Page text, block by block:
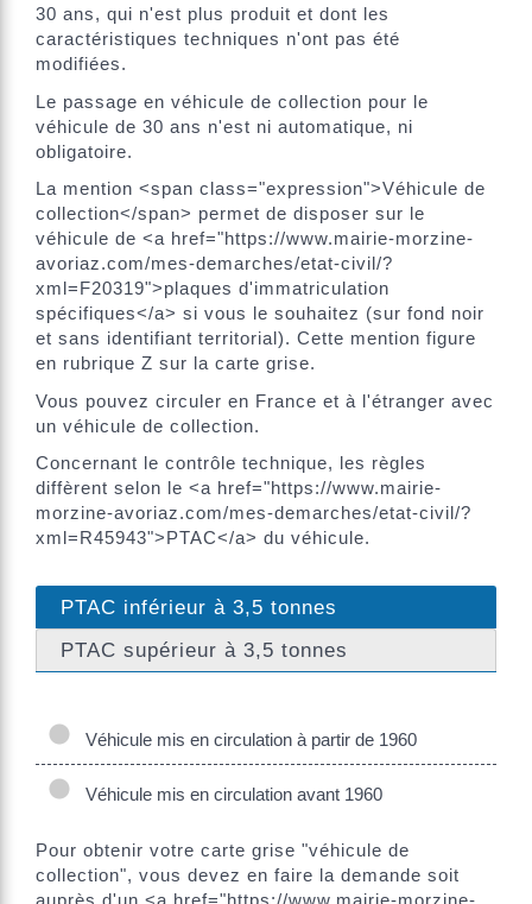
30 ans, qui n'est plus produit et dont les
caractéristiques techniques n'ont pas été
modifiées.
Le passage en véhicule de collection pour le
véhicule de 30 ans n'est ni automatique, ni
obligatoire.
La mention <span class="expression">Véhicule de
collection</span> permet de disposer sur le
véhicule de <a href="https://www.mairie-morzine-
avoriaz.com/mes-demarches/etat-civil/?
xml=F20319">plaques d'immatriculation
spécifiques</a> si vous le souhaitez (sur fond noir
et sans identifiant territorial). Cette mention figure
en rubrique Z sur la carte grise.
Vous pouvez circuler en France et à l'étranger avec
un véhicule de collection.
Concernant le contrôle technique, les règles
diffèrent selon le <a href="https://www.mairie-
morzine-avoriaz.com/mes-demarches/etat-civil/?
xml=R45943">PTAC</a> du véhicule.
PTAC inférieur à 3,5 tonnes
PTAC supérieur à 3,5 tonnes
Véhicule mis en circulation à partir de 1960
Véhicule mis en circulation avant 1960
Pour obtenir votre carte grise "véhicule de
collection", vous devez en faire la demande soit
auprès d'un <a href="https://www.mairie-morzine-